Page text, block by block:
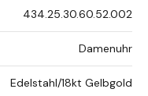
434.25.30.60.52.002
Damenuhr
Edelstahl/18kt Gelbgold